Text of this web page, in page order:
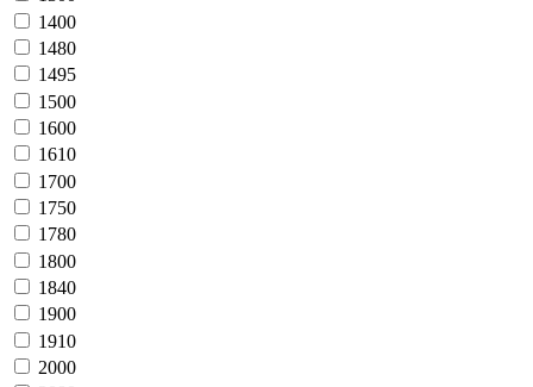
1400
1480
1495
1500
1600
1610
1700
1750
1780
1800
1840
1900
1910
2000